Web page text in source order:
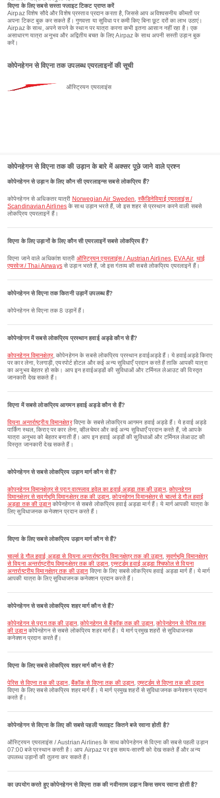
विएना के लिए सबसे सस्ता फ्लाइट टिकट प्राप्त करें
Airpaz विशेष सौदे और विशेष प्रस्ताव प्रदान करता है, जिससे आप अविश्वसनीय कीमतों पर
अपना टिकट बुक कर सकते हैं। गुणवत्ता या सुविधा पर कमी किए बिना छूट दरों का लाभ उठाएं।
Airpaz के साथ, अपने सपने के स्थान पर यात्रा करना कभी इतना आसान नहीं रहा है। एक
असाधारण यात्रा अनुभव और अद्वितीय बचत के लिए Airpaz के साथ अपनी सस्ती उड़ान बुक
करें।
कोपेनहेगन से विएना तक उपलब्ध एयरलाइनों की सूची
ऑस्ट्रियन एयरलाइंस
कोपेनहेगन से विएना तक की उड़ान के बारे में अक्सर पूछे जाने वाले प्रश्न
कोपेनहेगन से उड़ान के लिए कौन सी एयरलाइन्स सबसे लोकप्रिय हैं?
कोपेनहेगन से अधिकतर यात्री Norwegian Air Sweden, स्कैंडिनेवियाई एयरलाइंस /
Scandinavian Airlinesके साथ उड़ान भरते हैं, जो इस शहर से प्रस्थान करने वाली सबसे
लोकप्रिय एयरलाइनें हैं।
विएना के लिए उड़ानों के लिए कौन सी एयरलाइनें सबसे लोकप्रिय हैं?
विएना जाने वाले अधिकांश यात्री ऑस्ट्रियन एयरलाइंस / Austrian Airlines, EVA Air, थाई
एयरवेज / Thai Airwaysसे उड़ान भरते हैं, जो इस गंतव्य की सबसे लोकप्रिय एयरलाइनें हैं।
कोपेनहेगन से विएना तक कितनी उड़ानें उपलब्ध हैं?
कोपेनहेगन से विएना तक 8 उड़ानें हैं।
कोपेनहेगन में सबसे लोकप्रिय प्रस्थान हवाई अड्डे कौन से हैं?
कोपनहेगन विमानक्षेत्र, कोपेनहेगन के सबसे लोकप्रिय प्रस्थान हवाईअड्डे हैं। ये हवाईअड्डे किराए
पर कार लेना, रेलगाड़ी, एयरपोर्ट होटल और कई अन्य सुविधाएँ प्रदान करते हैं ताकि आपकी यात्रा
का अनुभव बेहतर हो सके। आप इन हवाईअड्डों की सुविधाओं और टर्मिनल लेआउट की विस्तृत
जानकारी देख सकते हैं।
विएना में सबसे लोकप्रिय आगमन हवाई अड्डे कौन से हैं?
वियना अन्तर्राष्ट्रीय विमानक्षेत्रविएना के सबसे लोकप्रिय आगमन हवाई अड्डे हैं। ये हवाई अड्डे
पार्किंग स्थल, किराए पर कार लेना, व्हीलचेयर और कई अन्य सुविधाएँ प्रदान करते हैं, जो आपके
यात्रा अनुभव को बेहतर बनाती हैं। आप इन हवाई अड्डों की सुविधाओं और टर्मिनल लेआउट की
विस्तृत जानकारी देख सकते हैं।
कोपेनहेगन से सबसे लोकप्रिय उड़ान मार्ग कौन से हैं?
कोपनहेगन विमानक्षेत्र से प्राग वात्स्लाव हवेल का हवाई अड्डा तक की उड़ान,कोपनहेगन
विमानक्षेत्र से सुवर्णभूमि विमानक्षेत्र तक की उड़ान,कोपनहेगन विमानक्षेत्र से चार्ल्स डे गौल हवाई
अड्डा तक की उड़ानकोपेनहेगन से सबसे लोकप्रिय हवाई अड्डा मार्ग हैं। ये मार्ग आपकी यात्रा के
लिए सुविधाजनक कनेक्शन प्रदान करते हैं।
विएना के लिए सबसे लोकप्रिय उड़ान मार्ग कौन से हैं?
चार्ल्स डे गौल हवाई अड्डा से वियना अन्तर्राष्ट्रीय विमानक्षेत्र तक की उड़ान, सुवर्णभूमि विमानक्षेत्र
से वियना अन्तर्राष्ट्रीय विमानक्षेत्र तक की उड़ान,एम्स्टर्डम हवाई अड्डा श्चिफोल से वियना
अन्तर्राष्ट्रीय विमानक्षेत्र तक की उड़ान विएना के लिए सबसे लोकप्रिय हवाई अड्डा मार्ग हैं। ये मार्ग
आपकी यात्रा के लिए सुविधाजनक कनेक्शन प्रदान करते हैं।
कोपेनहेगन से सबसे लोकप्रिय शहर मार्ग कौन से हैं?
कोपेनहेगन से प्राग तक की उड़ान,कोपेनहेगन से बैंकॉक तक की उड़ान,कोपेनहेगन से पेरिस तक
की उड़ानकोपेनहेगन से सबसे लोकप्रिय शहर मार्ग हैं। ये मार्ग प्रमुख शहरों से सुविधाजनक
कनेक्शन प्रदान करते हैं।
विएना के लिए सबसे लोकप्रिय शहर मार्ग कौन से हैं?
पेरिस से विएना तक की उड़ान, बैंकॉक से विएना तक की उड़ान, एम्स्टर्डम से विएना तक की उड़ान
विएना के लिए सबसे लोकप्रिय शहर मार्ग हैं। ये मार्ग प्रमुख शहरों से सुविधाजनक कनेक्शन प्रदान
करते हैं।
कोपेनहेगन से विएना के लिए की सबसे पहली फ्लाइट कितने बजे रवाना होती है?
ऑस्ट्रियन एयरलाइंस / Austrian Airlines के साथ कोपेनहेगन से विएना की सबसे पहली उड़ान
07:00 बजे प्रस्थान करती है। आप Airpaz पर इस समय-सारणी को देख सकते हैं और अन्य
उपलब्ध उड़ानों की तुलना कर सकते हैं।
का उपयोग करते हुए कोपेनहेगन से विएना तक की नवीनतम उड़ान किस समय रवाना होती है?